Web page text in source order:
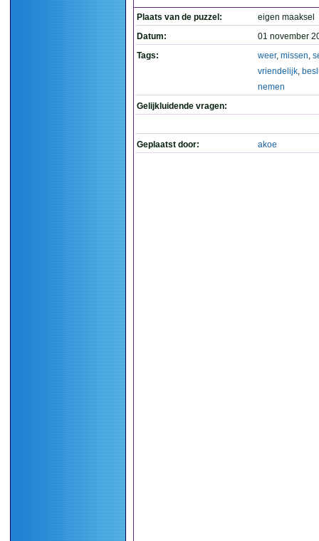
Plaats van de puzzel:
eigen maaksel
Datum:
01 november
Tags:
weer, missen,
vriendelijk,
nemen
Gelijkluidende vragen:
Geplaatst door: akoe